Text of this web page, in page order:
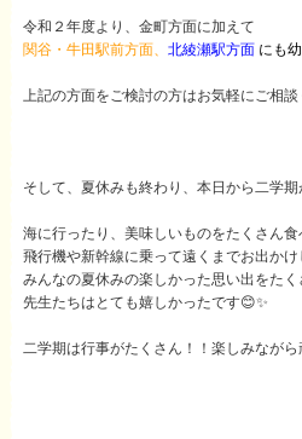
令和２年度より、金町方面に加えて
関谷・牛田駅前方面、 北綾瀬駅方面 にも
上記の方面をご検討の方はお気軽にご相談
そして、夏休みも終わり、本日から二学
海に行ったり、美味しいものをたくさん食
飛行機や新幹線に乗って遠くまでお出かけ
みんなの夏休みの楽しかった思い出をた
先生たちはとても嬉しかったです😊✨
二学期は行事がたくさん！！楽しみなが